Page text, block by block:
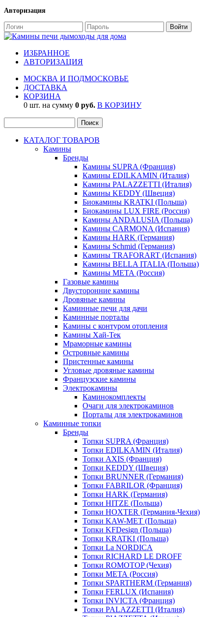
Авторизация
ИЗБРАННОЕ
АВТОРИЗАЦИЯ
МОСКВА И ПОДМОСКОВЬЕ
ДОСТАВКА
КОРЗИНА
0 шт. на сумму 0 руб. В КОРЗИНУ
КАТАЛОГ ТОВАРОВ
Камины
Бренды
Камины SUPRA (Франция)
Камины EDILKAMIN (Италия)
Камины PALAZZETTI (Италия)
Камины KEDDY (Швеция)
Биокамины KRATKI (Польша)
Биокамины LUX FIRE (Россия)
Камины ANDALUSIA (Польша)
Камины CARMONA (Испания)
Камины HARK (Германия)
Камины Schmid (Германия)
Камины TRAFORART (Испания)
Камины BELLA ITALIA (Польша)
Камины МЕТА (Россия)
Газовые камины
Двусторонние камины
Дровяные камины
Каминные печи для дачи
Каминные порталы
Камины с контуром отопления
Камины Хай-Тек
Мраморные камины
Островные камины
Пристенные камины
Угловые дровяные камины
Французские камины
Электрокамины
Каминокомплекты
Очаги для электрокаминов
Порталы для электрокаминов
Каминные топки
Бренды
Топки SUPRA (Франция)
Топки EDILKAMIN (Италия)
Топки AXIS (Франция)
Топки KEDDY (Швеция)
Топки BRUNNER (Германия)
Топки FABRILOR (Франция)
Топки HARK (Германия)
Топки HITZE (Польша)
Топки HOXTER (Германия-Чехия)
Топки KAW-MET (Польша)
Топки KFDesign (Польша)
Топки KRATKI (Польша)
Топки La NORDICA
Топки RICHARD LE DROFF
Топки ROMOTOP (Чехия)
Топки МЕТА (Россия)
Топки SPARTHERM (Германия)
Топки FERLUX (Испания)
Топки INVICTA (Франция)
Топки PALAZZETTI (Италия)